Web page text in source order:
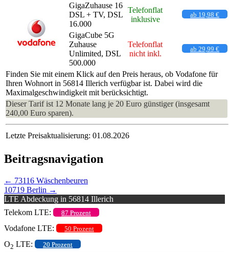
GigaZuhause 16
DSL + TV, DSL
16.000
Telefonflat
inklusive
ab 19,98 €
GigaCube 5G
Zuhause
Unlimited, DSL
500.000
Telefonflat
nicht inkl.
ab 29,99 €
Finden Sie mit einem Klick auf den Preis heraus, ob Vodafone für
Ihren Wohnort in 56814 Illerich verfügbar ist. Dabei wird die
Maximalgeschwindigkeit mit berücksichtigt.
Dieser Tarif ist 12 Monate lang je 20 Euro günstiger (insgesamt
240,00 Euro sparen).
Letzte Preisaktualisierung: 01.08.2026
Beitragsnavigation
← 73116 Wäschenbeuren
10719 Berlin →
LTE Abdeckung in 56814 Illerich
Telekom LTE:
87 Prozent
Vodafone LTE: 50 Prozent
O2 LTE: 20 Prozent